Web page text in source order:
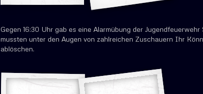
Gegen 16:30 Uhr gab es eine Alarmübung der
mussten unter den Augen von zahlreichen Zuschauern Ihr
ablöschen.